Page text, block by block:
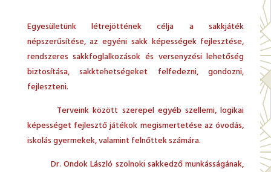
Egyesületünk létrejöttének célja a sakkjáték
népszerűsítése, az egyéni sakk képességek fejlesztése,
rendszeres sakkfoglalkozások és versenyzési lehetőség
biztosítása, sakktehetségeket felfedezni, gondozni,
fejleszteni.
Terveink között szerepel egyéb szellemi, logikai
képességet fejlesztő játékok megismertetése az óvodás,
iskolás gyermekek, valamint felnőttek számára.
Dr. Ondok László szolnoki sakkedző munkásságának,